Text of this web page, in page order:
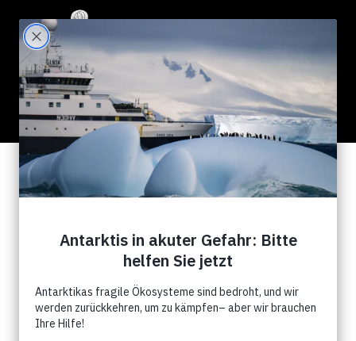
111 Results for "whales"
Search Filter:
News
Events